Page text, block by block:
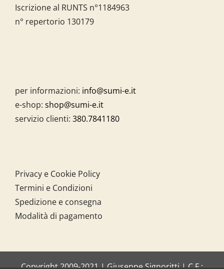
Iscrizione al RUNTS n°1184963
n° repertorio 130179
per informazioni: info@sumi-e.it
e-shop: shop@sumi-e.it
servizio clienti: 380.7841180
Privacy e Cookie Policy
Termini e Condizioni
Spedizione e consegna
Modalità di pagamento
Copyright 2009-2021 | Giuseppe Signoritti | C.F.: